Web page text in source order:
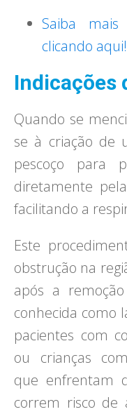
Saiba
clicando aqui!
Indicações
Quando se
se à criação de
pescoço para
diretamente
facilitando a
Este
obstrução na
após a
conhecida como
pacientes com
ou crianças
que enfrentam
correm risco de